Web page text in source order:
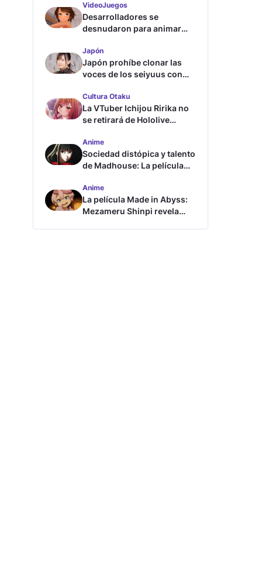
VideoJuegos
Desarrolladores se
desnudaron para animar
Japón
Japón prohíbe clonar las
voces de los seiyuus con
Cultura Otaku
La VTuber Ichijou Ririka no
se retirará de Hololive
Anime
Sociedad distópica y talento
de Madhouse: La película
tráiler
Anime
La película Made in Abyss:
Mezameru Shinpi revela